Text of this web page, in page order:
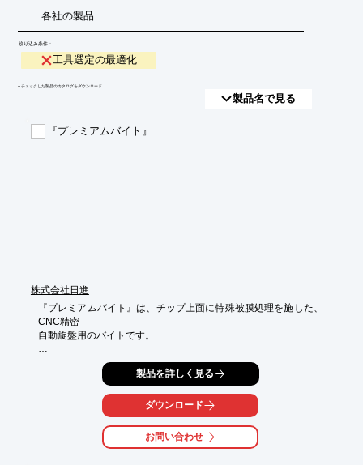
各社の製品
絞り込み条件：
工具選定の最適化
​▼チェックした製品のカタログをダウンロード
製品名で見る
『プレミアムバイト』
株式会社日進
『プレミアムバイト』は、チップ上面に特殊被膜処理を施した、
CNC精密
自動旋盤用のバイトです。
構成刃先が付きにくく、加工寸法が安定し易くなっております。
また、従来のロー付けバイトに比べ、工具寿命が2～5倍延びて更
30％～40％アップでご使用頂けます。
他に、その刃具寿命の良さで、大変人気のバイトの精密自動盤用
製品を詳しく見る
ダウンロード
お問い合わせ